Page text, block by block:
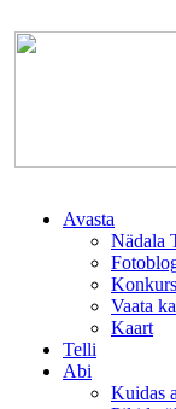
Avasta
Nädala
Vaata
Kaart
Telli
Abi
Kuidas